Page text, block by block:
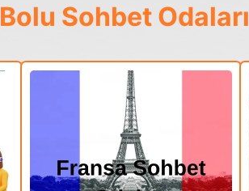
Bolu Sohbet Odaları